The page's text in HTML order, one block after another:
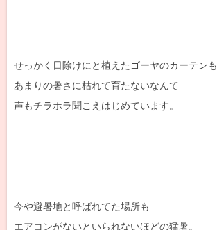
せっかく日除けにと植えたゴーヤのカーテンも
あまりの暑さに枯れて育たないなんて
声もチラホラ聞こえはじめています。
今や避暑地と呼ばれてた場所も
エアコンがないといられないほどの猛暑。